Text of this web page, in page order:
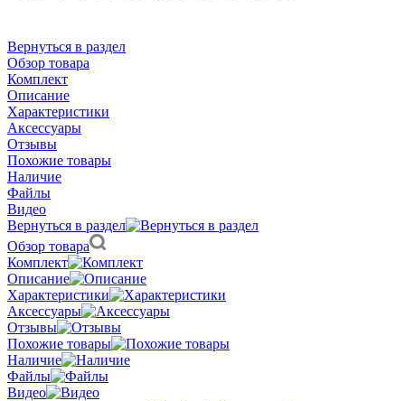
Вернуться в раздел
Обзор товара
Комплект
Описание
Характеристики
Аксессуары
Отзывы
Похожие товары
Наличие
Файлы
Видео
Вернуться в раздел
Обзор товара
Комплект
Описание
Характеристики
Аксессуары
Отзывы
Похожие товары
Наличие
Файлы
Видео